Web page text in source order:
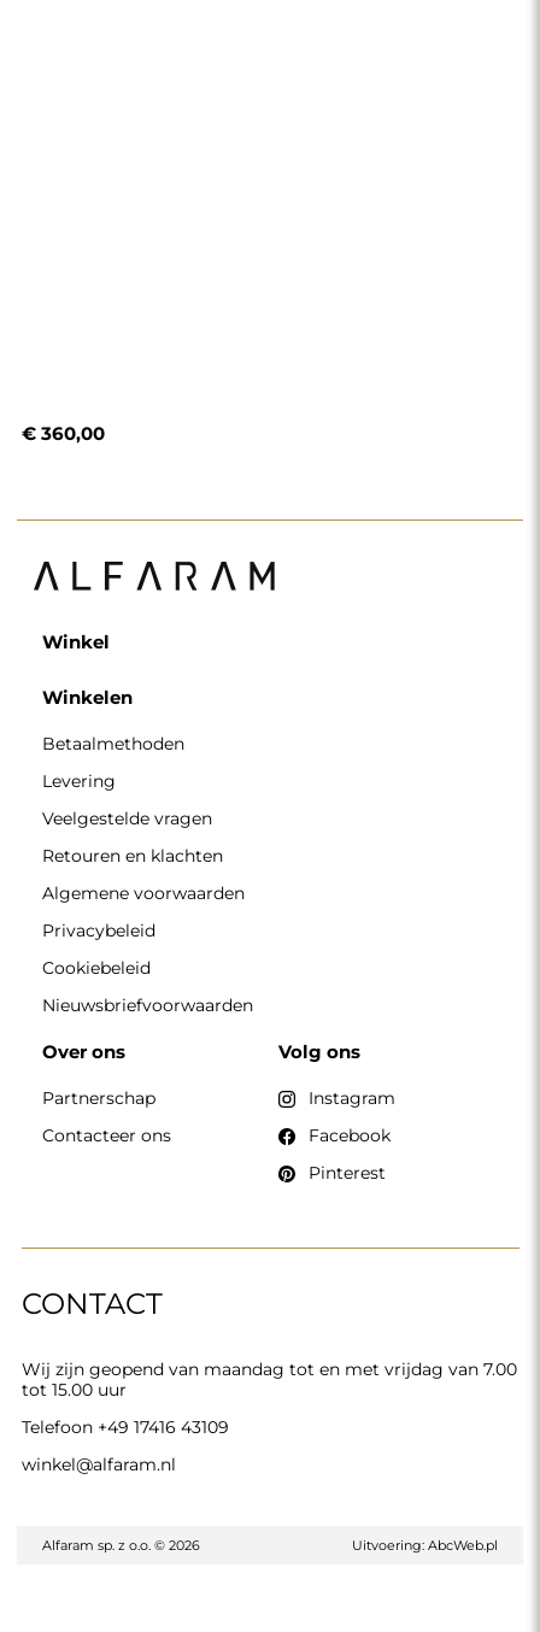
€ 360,00
CONTACT
Wij zijn geopend van maandag tot en met vrijdag van 7.00
tot 15.00 uur
Telefoon +49 17416 43109
winkel@alfaram.nl
Winkel
Winkelen
Betaalmethoden
Levering
Veelgestelde vragen
Retouren en klachten
Algemene voorwaarden
Privacybeleid
Cookiebeleid
Nieuwsbriefvoorwaarden
Over ons
Partnerschap
Contacteer ons
Volg ons
Instagram
Facebook
Pinterest
Alfaram sp. z o.o. © 2026 Uitvoering: AbcWeb.pl